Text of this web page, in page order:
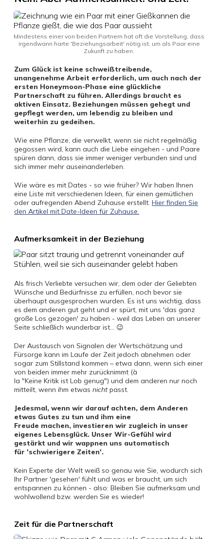
Mindestens einer von beiden Partnern hat oft die Vorstellung, dass
irgendwann harte 'Beziehungsarbeit' nötig ist, um als Paar eine
Zukunft zu haben.
Zum Glück ist keine schweißtreibende,
unangenehme Arbeit erforderlich, um auch nach der
ersten Honeymoon-Phase eine glückliche
Partnerschaft zu führen. Allerdings braucht es
aktiven Einsatz. Beziehungen müssen gehegt und
gepflegt werden, um lebendig zu bleiben und
weiterhin zu gedeihen.
Wie eine Pflanze, die verwelkt, wenn sie nicht regelmäßig
gegossen wird, kann auch die Liebe eingehen - und Paare
spüren dann, dass sie immer weniger verbunden sind und
sich immer mehr auseinanderleben.
Wie wäre es mit Dates - so wie früher? Wir haben Ihnen
eine Liste mit verschiedenen Ideen, für einen gemütlichen
oder aufregenden Abend Zuhause erstellt. Hier finden Sie
den Artikel mit Date-Ideen für Zuhause.
Aufmerksamkeit in der Beziehung
Als frisch Verliebte versuchen wir, dem oder der Geliebten
Wünsche und Bedürfnisse zu erfüllen, noch bevor sie
überhaupt ausgesprochen wurden. Es ist uns wichtig, dass
es dem anderen gut geht und er spürt, mit uns 'das ganz
große Los gezogen' zu haben - weil das Leben an unserer
Seite schließlich wunderbar ist... 😉
Der Austausch von Signalen der Wertschätzung und
Fürsorge kann im Laufe der Zeit jedoch abnehmen oder
sogar zum Stillstand kommen – etwa dann, wenn sich einer
von beiden immer mehr zurücknimmt (à
la "Keine Kritik ist Lob genug") und dem anderen nur noch
mitteilt, wenn ihm etwas nicht passt.
Jedesmal, wenn wir darauf achten, dem Anderen
etwas Gutes zu tun und ihm eine
Freude machen, investieren wir zugleich in unser
eigenes Lebensglück. Unser Wir-Gefühl wird
gestärkt und wir wappnen uns automatisch
für 'schwierigere Zeiten'.
Kein Experte der Welt weiß so genau wie Sie, wodurch sich
Ihr Partner 'gesehen' fühlt und was er braucht, um sich
entspannen zu können - also: Bleiben Sie aufmerksam und
wohlwollend bzw. werden Sie es wieder!
Zeit für die Partnerschaft